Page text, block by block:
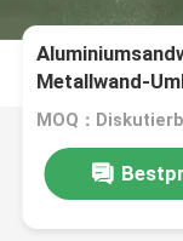
Metallwand-
MOQ：